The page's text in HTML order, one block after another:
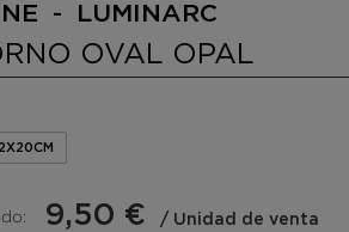
- LUMINARC
OVAL OPAL
9,50 € / Unidad de venta